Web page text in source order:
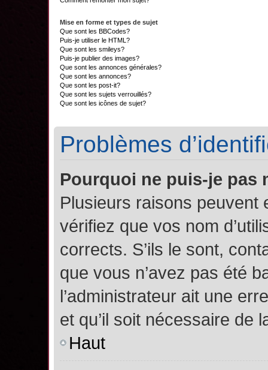
Mise en forme et types de sujet
Que sont les BBCodes?
Puis-je utiliser le HTML?
Que sont les smileys?
Puis-je publier des images?
Que sont les annonces générales?
Que sont les annonces?
Que sont les post-it?
Que sont les sujets verrouillés?
Que sont les icônes de sujet?
Problèmes
Pourquoi ne puis-je pas
Plusieurs raisons peuvent
vérifiez que vos nom
corrects. S’ils le sont,
que vous n’avez pas été
l’administrateur ait une
et qu’il soit nécessaire de
Haut